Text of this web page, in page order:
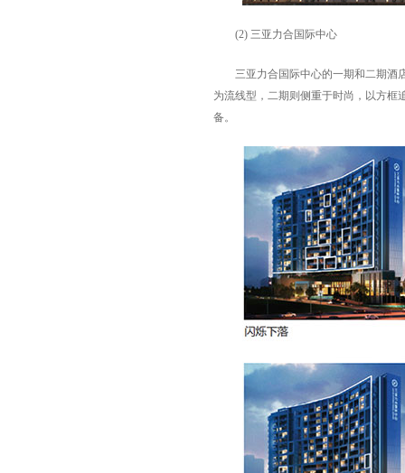
(2) 三亚力合国际中心
三亚力合国际中心的一期和二期酒店
为流线型，二期则侧重于时尚，以方框
备。